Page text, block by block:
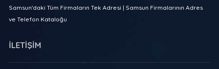
Samsun'daki Tüm Firmaların Tek Adresi | Samsun Firmalarının Adres
ve Telefon Kataloğu
İLETİŞİM